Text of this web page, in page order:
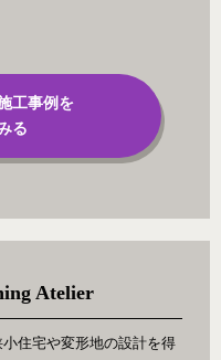
工事例を
る
Atelier
住宅や変形地の設計を得